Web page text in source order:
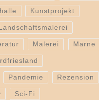
Kunstprojekt
Malerei Marne
Pandemie Rezension
Sci-Fi